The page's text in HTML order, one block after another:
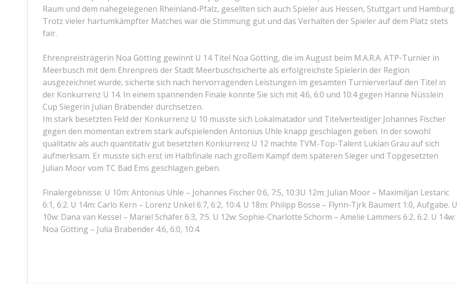
Raum und dem nahegelegenen Rheinland-Pfalz, gesellten sich auch Spieler aus Hessen, Stuttgart und Hamburg.
Trotz vieler hartumkämpfter Matches war die Stimmung gut und das Verhalten der Spieler auf dem Platz stets
fair.
Ehrenpreisträgerin Noa Götting gewinnt U 14 Titel Noa Götting, die im August beim M.A.R.A. ATP-Turnier in
Meerbusch mit dem Ehrenpreis der Stadt Meerbuschsicherte als erfolgreichste Spielerin der Region
ausgezeichnet wurde, sicherte sich nach hervorragenden Leistungen im gesamten Turnierverlauf den Titel in
der Konkurrenz U 14. In einem spannenden Finale konnte Sie sich mit 4:6, 6:0 und 10:4 gegen Hanne Nüsslein
Cup Siegerin Julian Brabender durchsetzen.
Im stark besetzten Feld der Konkurrenz U 10 musste sich Lokalmatador und Titelverteidiger Johannes Fischer
gegen den momentan extrem stark aufspielenden Antonius Uhle knapp geschlagen geben. In der sowohl
qualitativ als auch quantitativ gut besetzten Konkurrenz U 12 machte TVM-Top-Talent Lukian Grau auf sich
aufmerksam. Er musste sich erst im Halbfinale nach großem Kampf dem späteren Sieger und Topgesetzten
Julian Moor vom TC Bad Ems geschlagen geben.
Finalergebnisse: U 10m: Antonius Uhle – Johannes Fischer 0:6, 7:5, 10:3U 12m: Julian Moor – Maximiljan Lestaric
6:1, 6:2. U 14m: Carlo Kern – Lorenz Unkel 6:7, 6:2, 10:4. U 18m: Philipp Bosse – Flynn-Tjrk Baumert 1:0, Aufgabe. U
10w: Dana van Kessel – Mariel Schäfer 6:3, 7:5. U 12w: Sophie-Charlotte Schorm – Amelie Lammers 6:2, 6:2. U 14w:
Noa Götting – Julia Brabender 4:6, 6:0, 10:4.